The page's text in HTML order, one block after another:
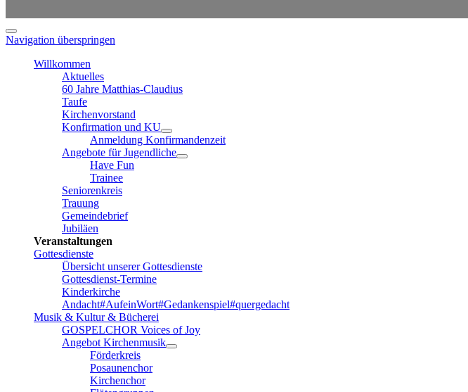
Navigation überspringen
Willkommen
Aktuelles
60 Jahre Matthias-Claudius
Taufe
Kirchenvorstand
Konfirmation und KU
Anmeldung Konfirmandenzeit
Angebote für Jugendliche
Have Fun
Trainee
Seniorenkreis
Trauung
Gemeindebrief
Jubiläen
Veranstaltungen
Gottesdienste
Übersicht unserer Gottesdienste
Gottesdienst-Termine
Kinderkirche
Andacht#AufeinWort#Gedankenspiel#quergedacht
Musik & Kultur & Bücherei
GOSPELCHOR Voices of Joy
Angebot Kirchenmusik
Förderkreis
Posaunenchor
Kirchenchor